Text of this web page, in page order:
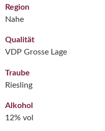
Region
Nahe
Qualität
VDP Grosse Lage
Traube
Riesling
Alkohol
12% vol